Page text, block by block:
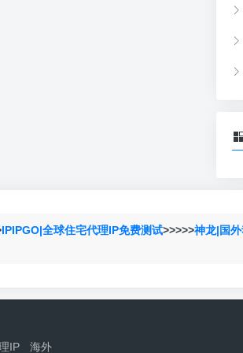
IPIPGO|全球住宅代理IP免费测试>>>>>神龙|国
IP 海外